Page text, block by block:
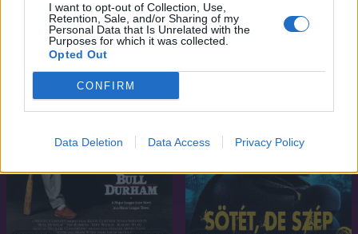
I want to opt-out of Collection, Use,
Retention, Sale, and/or Sharing of my
Personal Data that Is Unrelated with the
Purposes for which it was collected.
Opted Out
CONFIRM
Data Deletion Data Access Privacy Policy